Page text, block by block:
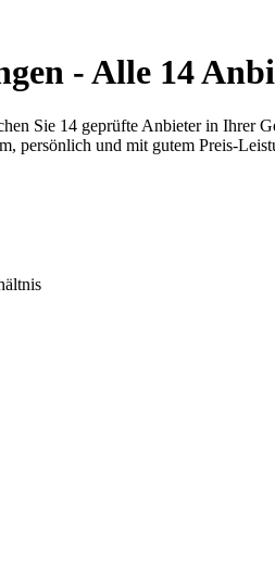
- Alle 14
Sie 14 geprüfte Anbieter in Ihrer
persönlich und mit gutem Preis-